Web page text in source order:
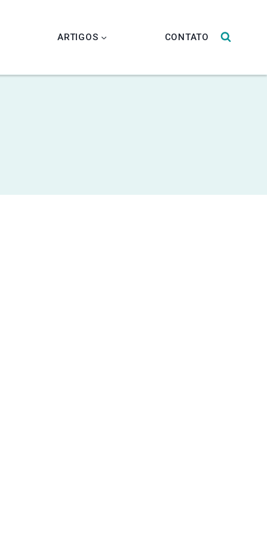
ARTIGOS CONTATO